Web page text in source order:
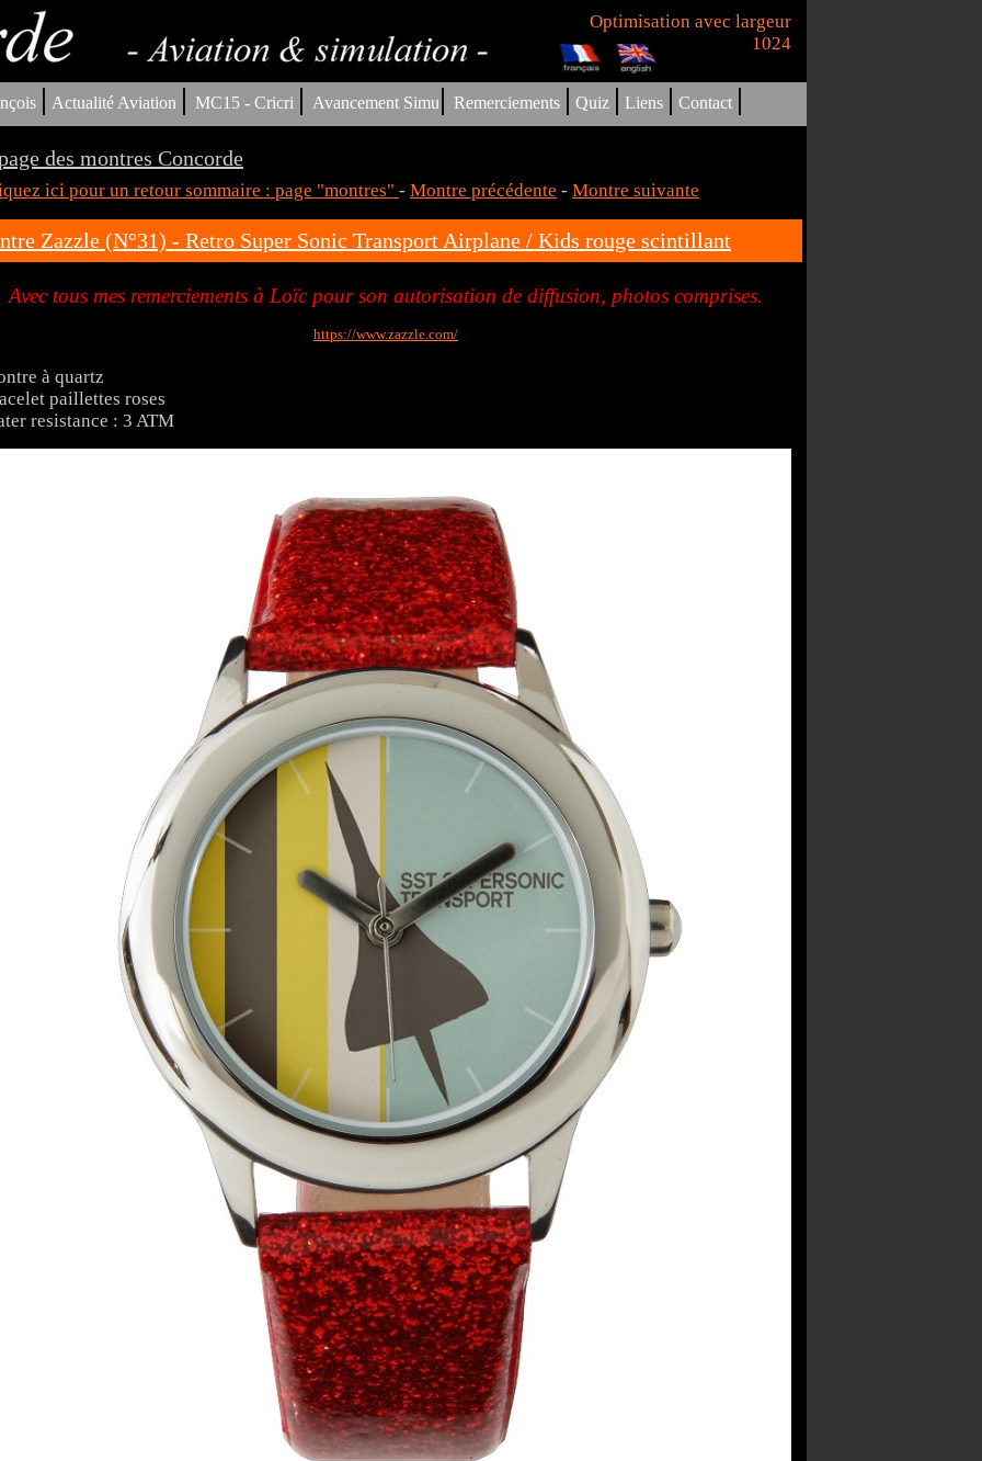
Optimisation avec largeur
1024
| Actualité Aviation | MC15 - Cricri | Avancement Simu| Remerciements | Quiz | Liens | Contact |
des montres Concorde
ici pour un retour sommaire : page "montres" - Montre précédente - Montre suivante
Zazzle (N°31) - Retro Super Sonic Transport Airplane / Kids rouge scintillant
Avec tous mes remerciements à Loïc pour son autorisation de diffusion, photos comprises.
https://www.zazzle.com/
à quartz
paillettes roses
resistance : 3 ATM